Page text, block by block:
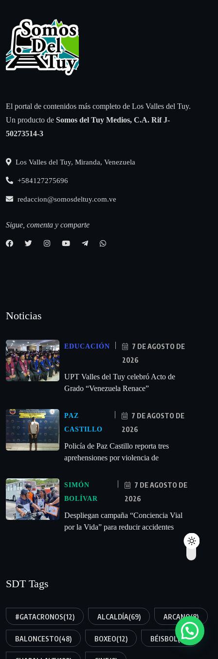
El portal de contenidos más completo de Los Valles del Tuy.
Un producto de Somos del Tuy Medios, C.A. Rif J-
50273514-3
Los Valles del Tuy, Miranda, Venezuela
+584127275696
redaccion@somosdeltuy.com.ve
Sigue, comenta y comparte
Noticias
EDUCACIÓN
7 DE AGOSTO DE
2026
UPT Valles del Tuy celebró Acto de
Grado “Venezuela Renace”
PAZ
CASTILLO
7 DE AGOSTO DE
2026
‎Policía de Paz Castillo reporta tres
aprehensiones por violencia de
SIMÓN
BOLÍVAR
7 DE AGOSTO DE
2026
‎Despliegan campaña “Conciencia Vial
por la Vida” para reducir accidentes
SDT Tags
#GATACRONOS(12) ALCALDÍA(69) ARCANO(8)
BALONCESTO(48) BOXEO(12) BÉISBOL(54)